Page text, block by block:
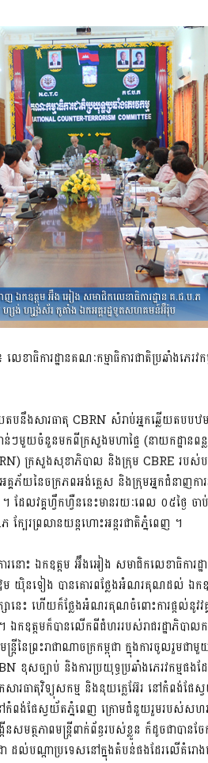
ខា​ធិការ​ដ្ឋាន​​គណៈ​កម្មា​ធិការ​ជាតិ​​ប្រ​ឆាំង​​ភេរ
លើយ​តប​នឹង​សារ​ធាតុ​ CBRN សំរាប់​អ្នក​ឆ្លើ
មួយ​​ចំនួន​មក​ពី​ក្រ​សួង​មហា​ផ្ទៃ (នាយក​ដ្ឋាន​ពន្
ក្រសួង​សុខា​ភិបាល​ និង​ក្រុម​ CBRE របស់​បញ្
គ្គ​ភ័យ​នៃ​ចក្រ​ភព​អង់​គ្លេស​ និង​ក្រុម​អ្នក​ជំនាញ​ក
គ្គ​ហ្វឹក​ហ្វឺន​នេះ​មាន​រយៈ​ពេល​ ០៥​ថ្ងៃ​ ចា
ក្បែរ​ព្រ​លាន​យន្ត​​ហោះ​​អន្តរ​ជាតិ​ភ្នំពេញ​ ។
រ​នោះ ឯកឧត្តម អ៊ឹងអៀង សមា​ជិក​លេខា​ធិការ​​ដ្ឋ
ឱម យ៉ិនទៀង បាន​គោរព​ថ្លែង​អំ​ណរ​គុណ​​ដល់​ ឯក​
ា​នេះ ហើយ​ក៏​ថ្លែង​អំ​ណរ​គុណ​ចំពោះ​​ការ​​​​ផ្តល់​​នូវ​​
ត្តម​​ក៏​បាន​លើក​ពី​ជំហរ​របស់​រាជរ​ដ្ឋា​ភិបាល​​ក
តី​​នៃ​ព្រះ​រា​ជា​ណា​ចក្រ​កម្ពុជា ក្នុង​​ការ​​​ចូល​រួម​
ខុស​ច្បាប់​ និង​ការ​ប្រ​យុទ្ធ​ប្រ​ឆាំង​​ភេរវ​កម្ម​​ផង​ដ
សារ​ធាតុ​វិទ្យុ​សកម្ម​ និង​​នុយ​ក្លេ​អ៊ែរ​​ នៅ​កំពង់​
ៅ​កំពង់​ផែ​ស្វយ័ត​ភ្នំពេញ​ ក្រោម​ជំនួយ​​រួម​របស់​ស
ន​សមត្ថ​ភាព​​មន្រ្តី​​ពាក់​​ព័ន្ធ​របស់​ខ្លួន​ ក៏​ដូច​ជា​ប
ជា​ ដល់​បណ្តា​​ប្រទេស​នៅ​ក្នុង​​តំបន់​​ផង​ដែរ​លើ​គំរោ